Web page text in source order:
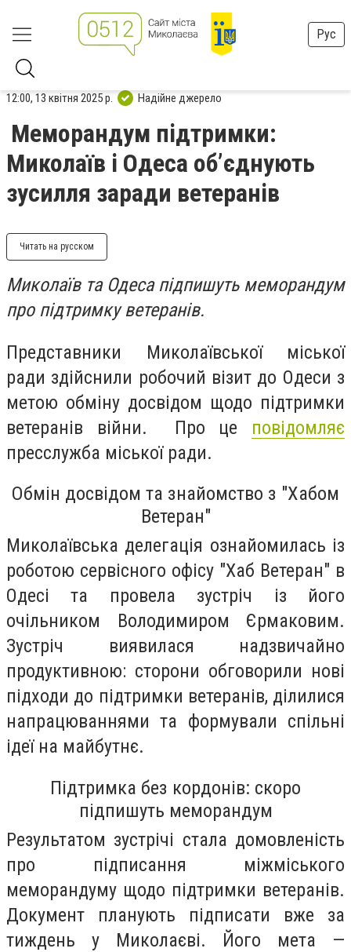
Рус
12:00, 13 квітня 2025 р. Надійне джерело
Меморандум підтримки:
Миколаїв і Одеса об’єднують
зусилля заради ветеранів
Читать на русском
Миколаїв та Одеса підпишуть меморандум
про підтримку ветеранів.
Представники Миколаївської міської
ради здійснили робочий візит до Одеси з
метою обміну досвідом щодо підтримки
ветеранів війни. Про це повідомляє
пресслужба міської ради.
Обмін досвідом та знайомство з "Хабом
Ветеран"
Миколаївська делегація ознайомилась із
роботою сервісного офісу "Хаб Ветеран" в
Одесі та провела зустріч із його
очільником Володимиром Єрмаковим.
Зустріч виявилася надзвичайно
продуктивною: сторони обговорили нові
підходи до підтримки ветеранів, ділилися
напрацюваннями та формували спільні
ідеї на майбутнє.
Підтримка без кордонів: скоро
підпишуть меморандум
Результатом зустрічі стала домовленість
про підписання міжміського
меморандуму щодо підтримки ветеранів.
Документ планують підписати вже за
тиждень у Миколаєві. Його мета —